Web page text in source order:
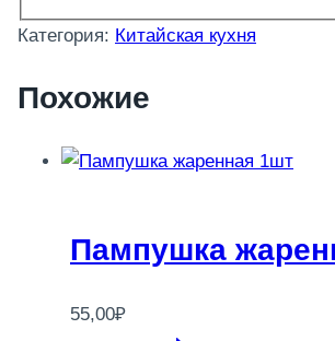
Категория: Китайская кухня
Похожие
Пампушка
55,00₽